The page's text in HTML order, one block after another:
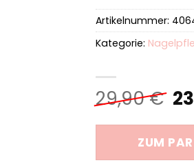
29,90€
ZUM
Artikelnummer:
Kategorie: